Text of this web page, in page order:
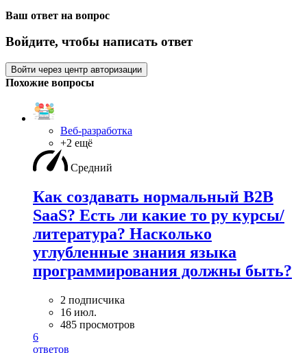
Ваш ответ на вопрос
Войдите, чтобы написать ответ
Войти через центр авторизации
Похожие вопросы
Веб-разработка
+2 ещё
Средний
Как создавать нормальный B2B
SaaS? Есть ли какие то ру курсы/
литература? Насколько
углубленные знания языка
программирования должны быть?
2 подписчика
16 июл.
485 просмотров
6
ответов